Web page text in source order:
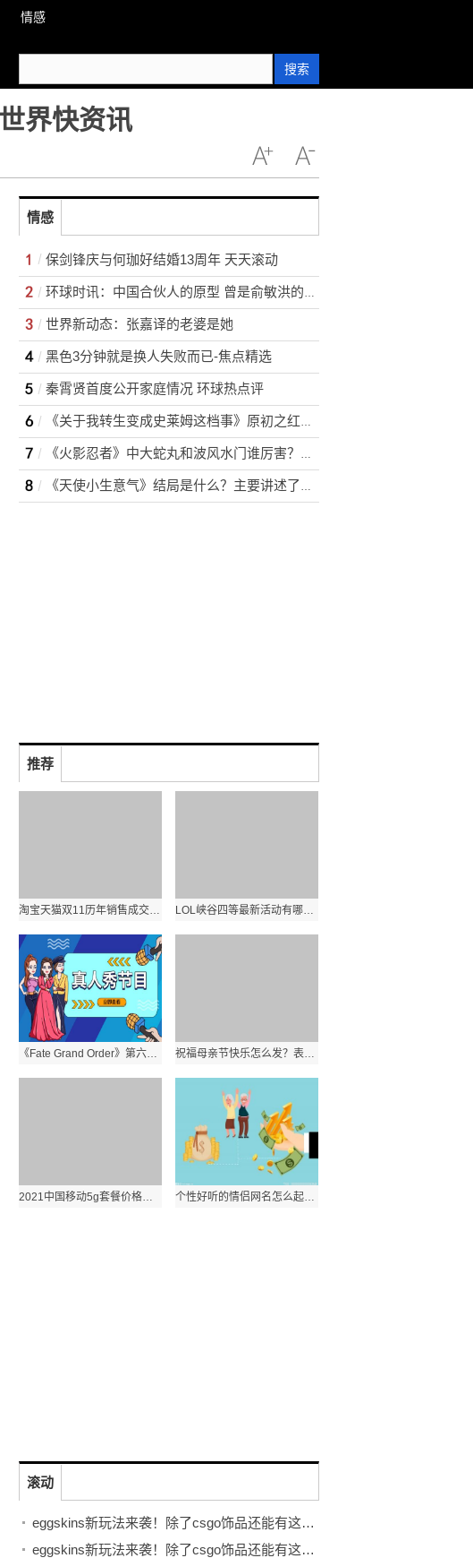
情感
搜索
界快资讯
情感
保剑锋庆与何珈好结婚13周年 天天滚动
环球时讯：中国合伙人的原型 曾是俞敏洪的合伙人
世界新动态：张嘉译的老婆是她
黑色3分钟就是换人失败而已-焦点精选
秦霄贤首度公开家庭情况 环球热点评
《关于我转生变成史莱姆这档事》原初之红为什么害怕原初之黑？库洛艾为什么杀米莉姆？
《火影忍者》中大蛇丸和波风水门谁厉害？鼬为什么叫卡卡西大哥
《天使小生意气》结局是什么？主要讲述了什么故事？
推荐
淘宝天猫双11历年销售成交额数据是多少？历年双十一淘宝天猫业绩分析？ 环球实时 LOL峡谷四等最新活动有哪些？活动规则奖励有哪些？:世界看热讯
《Fate Grand Order》第六章怎么玩？FGO第六章敌方配置汇总？_世界报资讯 祝福母亲节快乐怎么发？表达了妈妈辛苦了女神节日快乐的句子有哪些？
2021中国移动5g套餐价格是多少？移动5g卡最新流量套餐资费一览表？ 个性好听的情侣网名怎么起？简短配对情侣昵称专用有哪些？
滚动
eggskins新玩法来袭！除了csgo饰品还能有这些...
eggskins新玩法来袭！除了csgo饰品还能有这些...